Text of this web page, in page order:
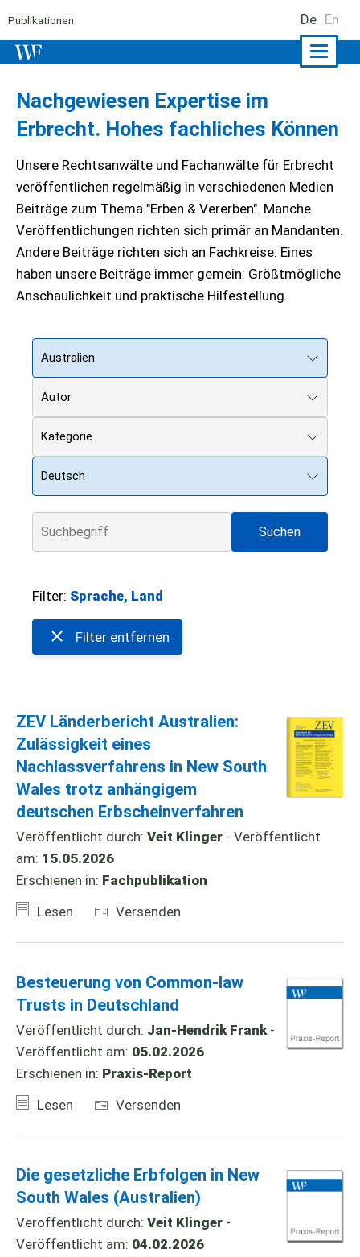
Publikationen De En
Nachgewiesen Expertise im
Erbrecht. Hohes fachliches Können
Unsere Rechtsanwälte und Fachanwälte für Erbrecht
veröffentlichen regelmäßig in verschiedenen Medien
Beiträge zum Thema "Erben & Vererben". Manche
Veröffentlichungen richten sich primär an Mandanten.
Andere Beiträge richten sich an Fachkreise. Eines
haben unsere Beiträge immer gemein: Größtmögliche
Anschaulichkeit und praktische Hilfestellung.
Australien
Autor
Kategorie
Deutsch
Filter: Sprache, Land
Filter entfernen
ZEV Länderbericht Australien:
Zulässigkeit eines
Nachlassverfahrens in New South
Wales trotz anhängigem
deutschen Erbscheinverfahren
Veröffentlicht durch: Veit Klinger - Veröffentlicht
am: 15.05.2026
Erschienen in: Fachpublikation
Lesen
Versenden
Besteuerung von Common-law
Trusts in Deutschland
Veröffentlicht durch: Jan-Hendrik Frank-
Veröffentlicht am: 05.02.2026
Erschienen in: Praxis-Report
Lesen
Versenden
Die gesetzliche Erbfolgen in New
South Wales (Australien)
Veröffentlicht durch: Veit Klinger -
Veröffentlicht am: 04.02.2026